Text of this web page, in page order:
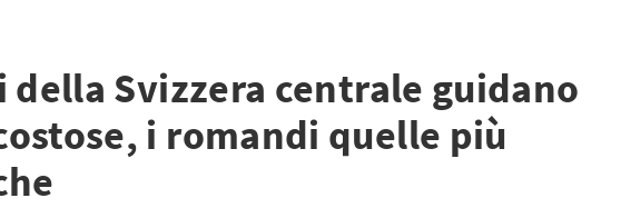
Svizzera centrale guidano
i romandi quelle più